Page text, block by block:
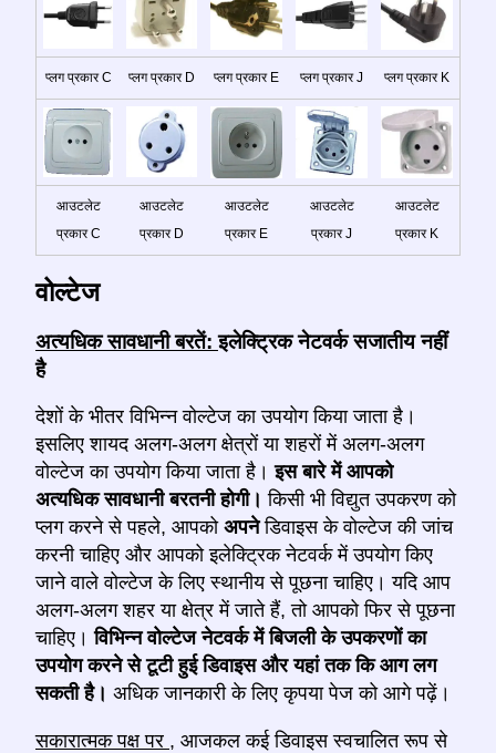
प्लग प्रकार C प्लग प्रकार D प्लग प्रकार E प्लग प्रकार J प्लग प्रकार K
आउटलेट
प्रकार C
आउटलेट
प्रकार D
आउटलेट
प्रकार E
आउटलेट
प्रकार J
आउटलेट
प्रकार K
वोल्टेज
अत्यधिक सावधानी बरतें:इलेक्ट्रिक नेटवर्क सजातीय नहीं
है
देशों के भीतर विभिन्न वोल्टेज का उपयोग किया जाता है।
इसलिए शायद अलग-अलग क्षेत्रों या शहरों में अलग-अलग
वोल्टेज का उपयोग किया जाता है।इस बारे में आपको
अत्यधिक सावधानी बरतनी होगी।किसी भी विद्युत उपकरण को
प्लग करने से पहले, आपको अपनेडिवाइस के वोल्टेज की जांच
करनी चाहिए और आपको इलेक्ट्रिक नेटवर्क में उपयोग किए
जाने वाले वोल्टेज के लिए स्थानीय से पूछना चाहिए। यदि आप
अलग-अलग शहर या क्षेत्र में जाते हैं, तो आपको फिर से पूछना
चाहिए।विभिन्न वोल्टेज नेटवर्क में बिजली के उपकरणों का
उपयोग करने से टूटी हुई डिवाइस और यहां तक कि आग लग
सकती है। अधिक जानकारी के लिए कृपया पेज को आगे पढ़ें।
सकारात्मक पक्ष पर , आजकल कई डिवाइस स्वचालित रूप से